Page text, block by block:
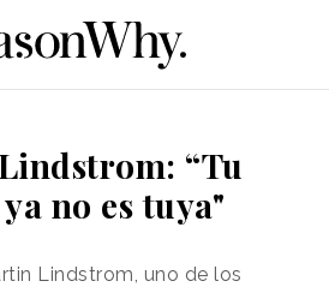
“Tu
no es tuya"
Lindstrom, uno de los